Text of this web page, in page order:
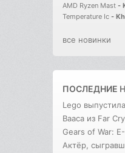
AMD Ryzen Mast -
Temperature Ic -
все новинки
ПОСЛЕДНИЕ
Lego
Вааса из Far
Gears of War:
Актёр,